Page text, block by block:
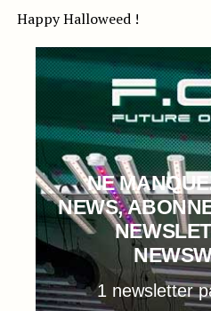
Happy Halloweed !
NE
NEWS,
1 newsletter